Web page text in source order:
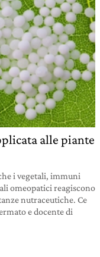
alle piante
i vegetali, immuni
omeopatici reagiscono
nutraceutiche. Ce
e docente di